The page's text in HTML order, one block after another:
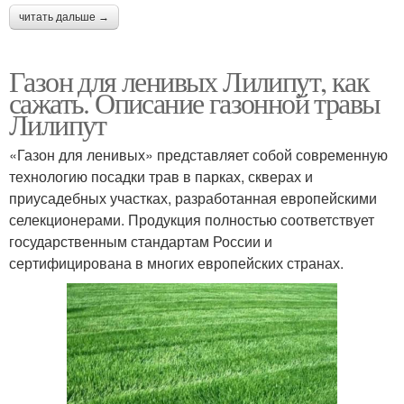
читать дальше →
Газон для ленивых Лилипут, как
сажать. Описание газонной травы
Лилипут
«Газон для ленивых» представляет собой современную
технологию посадки трав в парках, скверах и
приусадебных участках, разработанная европейскими
селекционерами. Продукция полностью соответствует
государственным стандартам России и
сертифицирована в многих европейских странах.